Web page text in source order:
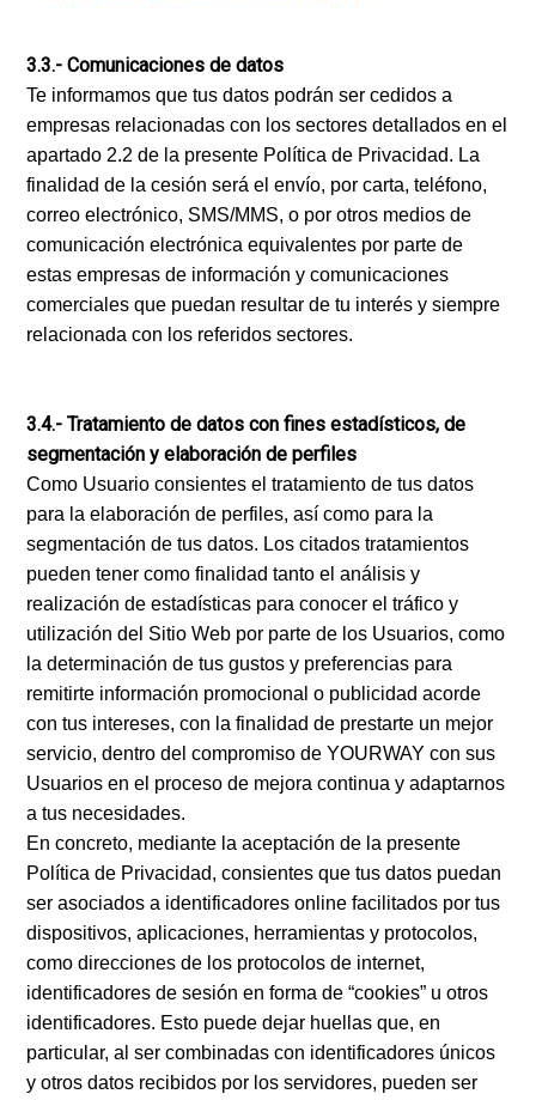
3.3.- Comunicaciones de datos
Te informamos que tus datos podrán ser cedidos a
empresas relacionadas con los sectores detallados en el
apartado 2.2 de la presente Política de Privacidad. La
finalidad de la cesión será el envío, por carta, teléfono,
correo electrónico, SMS/MMS, o por otros medios de
comunicación electrónica equivalentes por parte de
estas empresas de información y comunicaciones
comerciales que puedan resultar de tu interés y siempre
relacionada con los referidos sectores.
3.4.- Tratamiento de datos con fines estadísticos, de
segmentación y elaboración de perfiles
Como Usuario consientes el tratamiento de tus datos
para la elaboración de perfiles, así como para la
segmentación de tus datos. Los citados tratamientos
pueden tener como finalidad tanto el análisis y
realización de estadísticas para conocer el tráfico y
utilización del Sitio Web por parte de los Usuarios, como
la determinación de tus gustos y preferencias para
remitirte información promocional o publicidad acorde
con tus intereses, con la finalidad de prestarte un mejor
servicio, dentro del compromiso de YOURWAY con sus
Usuarios en el proceso de mejora continua y adaptarnos
a tus necesidades.
En concreto, mediante la aceptación de la presente
Política de Privacidad, consientes que tus datos puedan
ser asociados a identificadores online facilitados por tus
dispositivos, aplicaciones, herramientas y protocolos,
como direcciones de los protocolos de internet,
identificadores de sesión en forma de “cookies” u otros
identificadores. Esto puede dejar huellas que, en
particular, al ser combinadas con identificadores únicos
y otros datos recibidos por los servidores, pueden ser